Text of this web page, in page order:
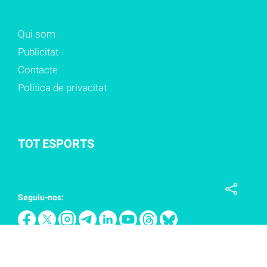
Qui som
Publicitat
Contacte
Política de privacitat
TOT ESPORTS
Seguiu-nos: